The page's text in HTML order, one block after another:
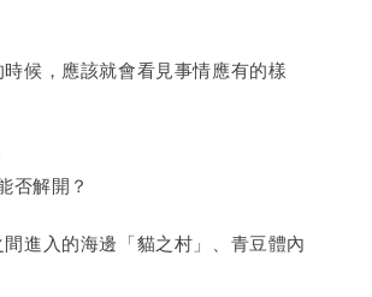
候，應該就會看見事情應有的樣
否解開？
進入的海邊「貓之村」、青豆體內